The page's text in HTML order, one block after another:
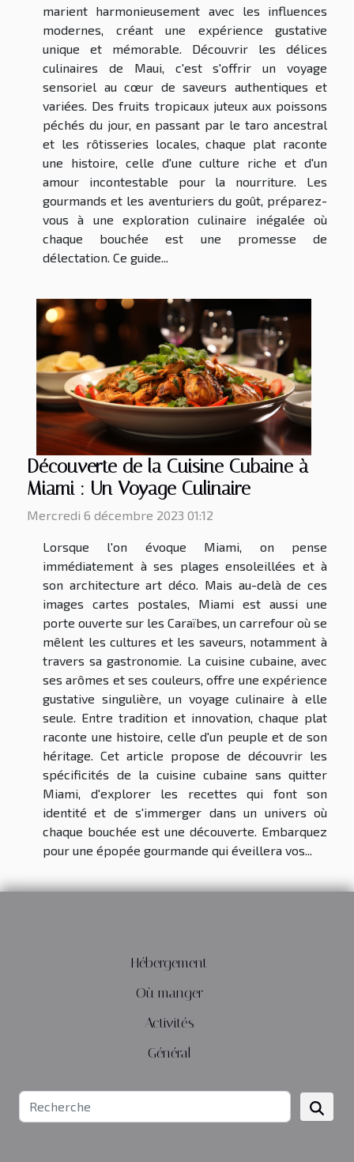
marient harmonieusement avec les influences
modernes, créant une expérience gustative
unique et mémorable. Découvrir les délices
culinaires de Maui, c'est s'offrir un voyage
sensoriel au cœur de saveurs authentiques et
variées. Des fruits tropicaux juteux aux poissons
péchés du jour, en passant par le taro ancestral
et les rôtisseries locales, chaque plat raconte
une histoire, celle d'une culture riche et d'un
amour incontestable pour la nourriture. Les
gourmands et les aventuriers du goût, préparez-
vous à une exploration culinaire inégalée où
chaque bouchée est une promesse de
délectation. Ce guide...
Découverte de la Cuisine Cubaine à
Miami : Un Voyage Culinaire
Mercredi 6 décembre 2023 01:12
Lorsque l'on évoque Miami, on pense
immédiatement à ses plages ensoleillées et à
son architecture art déco. Mais au-delà de ces
images cartes postales, Miami est aussi une
porte ouverte sur les Caraïbes, un carrefour où se
mêlent les cultures et les saveurs, notamment à
travers sa gastronomie. La cuisine cubaine, avec
ses arômes et ses couleurs, offre une expérience
gustative singulière, un voyage culinaire à elle
seule. Entre tradition et innovation, chaque plat
raconte une histoire, celle d'un peuple et de son
héritage. Cet article propose de découvrir les
spécificités de la cuisine cubaine sans quitter
Miami, d'explorer les recettes qui font son
identité et de s'immerger dans un univers où
chaque bouchée est une découverte. Embarquez
pour une épopée gourmande qui éveillera vos...
Hébergement
Où manger
Activités
Général